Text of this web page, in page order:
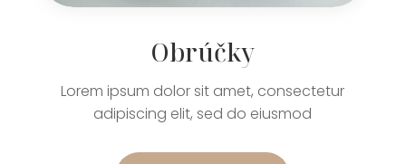
Obrúčky
Lorem ipsum dolor sit amet, consectetur
adipiscing elit, sed do eiusmod